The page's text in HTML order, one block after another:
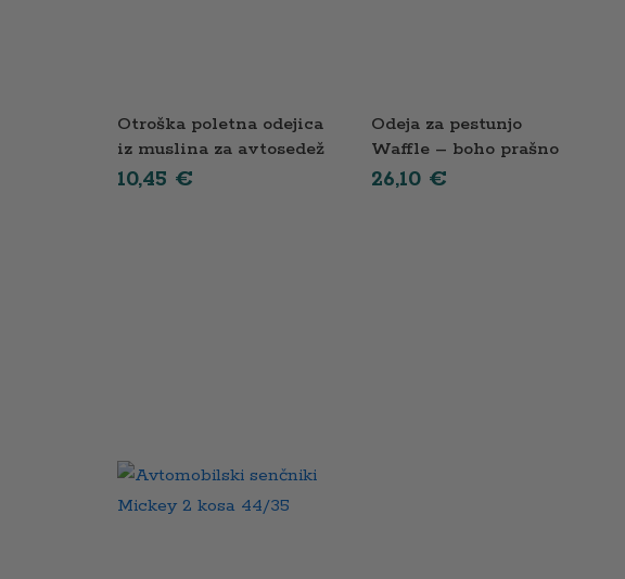
Otroška poletna odejica
iz muslina za avtosedež
– gorčična
10,45 €
Odeja za pestunjo
Waffle – boho prašno
rožnata
26,10 €